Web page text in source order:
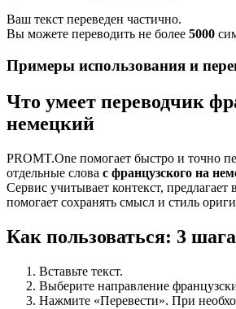
Ваш текст переведен частично.
Вы можете переводить не более 5000
Примеры использования и
Что умеет переводчик
немецкий
PROMT.One помогает быстро и точно
отдельные слова с французского на
Сервис учитывает контекст, предлагает
помогает сохранять смысл и стиль
Как пользоваться: 3
Вставьте текст.
Выберите направление
Нажмите «Перевести». При